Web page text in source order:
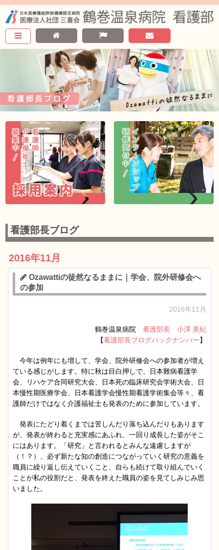
看護部長ブログ
2016年11月
Ozawattiの徒然なるままに｜学会、院外研修会へ
の参加
2016年11月
鶴巻温泉病院看護部長 小澤 美紀
【看護部長ブログバックナンバー】
今年は例年にも増して、学会、院外研修会への参加者が増え
ている感じがします。特に秋は目白押しで、日本難病看護学
会、リハケア合同研究大会、日本死の臨床研究会学術大会、日
本慢性期医療学会、日本看護学会慢性期看護学術集会等々、看
護師だけではなく介護福祉士も発表のために参加しています。
発表にたどり着くまでは苦しんだり落ち込んだりもあります
が、発表が終わると充実感にあふれ、一回り成長した姿がそこ
にはあります。「研究」と言われるとみんな遠慮しますが
（！？）、必ず新たな知の創造につながっていく研究の意義を
職員に繰り返し伝えていくこと、自らも続けて取り組んでいく
ことが私の役割だと、発表を終えた職員の姿を見てしみじみ思
いました。